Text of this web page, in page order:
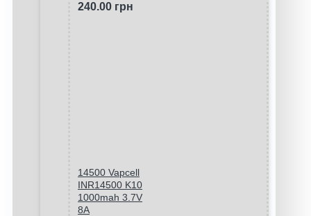
240.00 грн
14500 Vapcell
INR14500 K10
1000mah 3.7V
8A